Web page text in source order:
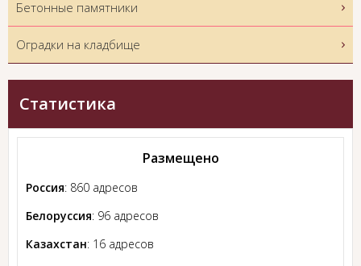
Бетонные памятники
Оградки на кладбище
Статистика
Размещено
Россия: 860 адресов
Белоруссия: 96 адресов
Казахстан: 16 адресов